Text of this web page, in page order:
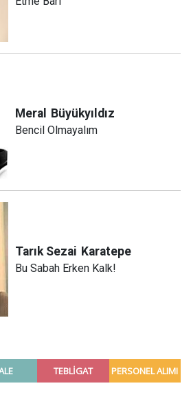
Meral Büyükyıldız
Bencil Olmayalım
Tarık Sezai Karatepe
Bu Sabah Erken Kalk!